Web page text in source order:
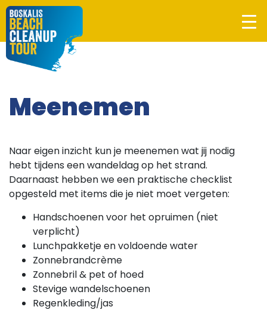
Meenemen
Naar eigen inzicht kun je meenemen wat jij nodig
hebt tijdens een wandeldag op het strand.
Daarnaast hebben we een praktische checklist
opgesteld met items die je niet moet vergeten:
Handschoenen voor het opruimen (niet
verplicht)
Lunchpakketje en voldoende water
Zonnebrandcrème
Zonnebril & pet of hoed
Stevige wandelschoenen
Regenkleding/jas